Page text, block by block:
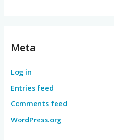
Meta
Log in
Entries feed
Comments feed
WordPress.org